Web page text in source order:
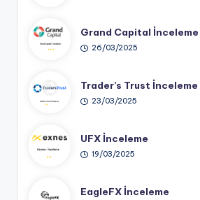
Grand Capital İnceleme
26/03/2025
Trader’s Trust İnceleme
23/03/2025
UFX İnceleme
19/03/2025
EagleFX İnceleme